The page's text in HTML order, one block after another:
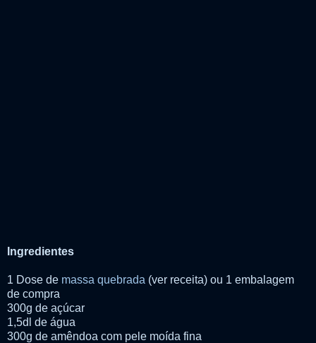
Ingredientes
1 Dose de massa quebrada (ver receita) ou 1 embalagem
de compra
300g de açúcar
1,5dl de água
300g de amêndoa com pele moída fina